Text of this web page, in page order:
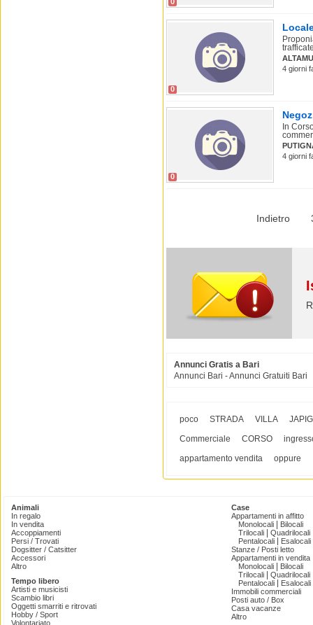
0
4 giorni
0
In
4 giorni
Indietro
Annunci Gratis a Bari
Annunci Bari - Annunci Gratuiti Bari
poco STRADA VILLA
Commerciale
CORSO
appartamento vendita
oppure
Animali
In regalo
In vendita
Accoppiamenti
Persi / Trovati
Dogsitter / Catsitter
Accessori
Altro
Tempo libero
Artisti e musicisti
Scambio libri
Oggetti smarriti e ritrovati
Hobby / Sport
Volontariato
Case
Appartamenti in affitto
Monolocali
Bilocali
Trilocali
Quadrilocali
Pentalocali
Esalocali
Stanze / Posti letto
Appartamenti in vendita
Monolocali
Bilocali
Trilocali
Quadrilocali
Pentalocali
Esalocali
Immobili commerciali
Posti auto / Box
Casa vacanze
Altro